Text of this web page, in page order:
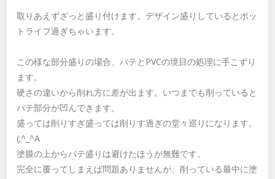
取りあえずざっと盛り付けます。デザイン盛りしているとポッ
トライフ過ぎちゃいます。
この様な部分盛りの場合、パテとPVCの境目の処理に手こずり
ます。
硬さの違いから削れ方に差が出ます。いつまでも削っていると
パテ部分が凹んできます。
盛っては削りすぎ盛っては削りす過ぎの堂々巡りになります。
(;^_^A
塗膜の上からパテ盛りは避けたほうが無難です。
完全に覆ってしまえば問題ありませんが、削っている最中に塗